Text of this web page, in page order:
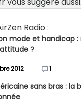
Radio :
mode et handicap :
?
2012 1
sans bras : la